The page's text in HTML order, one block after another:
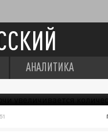
АНАЛИТИКА